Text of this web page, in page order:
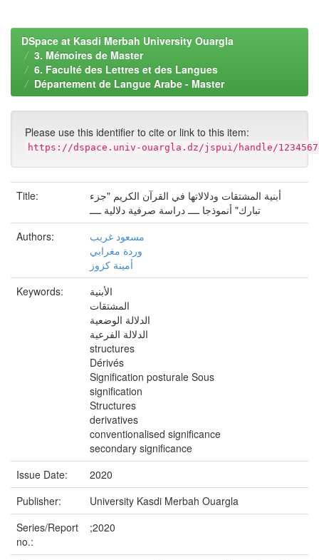
DSpace at Kasdi Merbah University Ouargla
3. Mémoires de Master
6. Faculté des Lettres et des Langues
Département de Langue Arabe - Master
Please use this identifier to cite or link to this item:
https://dspace.univ-ouargla.dz/jspui/handle/
Title:
أبنية المشتقات ودلالاتها في القرآن الكريم "جزء
تبارك" أنموذجا ــــ دراسة صرفية دلالية ــــ
Authors:
مسعود غريب
وردة مغرابي
أمينة كزوز
Keywords:
الأبنية
المشتقات
الدلالة الوضعية
الدلالة الفرعية
structures
Dérivés
Signification posturale Sous
signification
Structures
derivatives
conventionalised significance
secondary significance
Issue Date:
2020
Publisher:
University Kasdi Merbah Ouargla
Series/Report
no.:
;2020